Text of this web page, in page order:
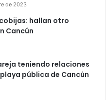
de 2023
hallan otro
Cancún
teniendo relaciones
pública de Cancún